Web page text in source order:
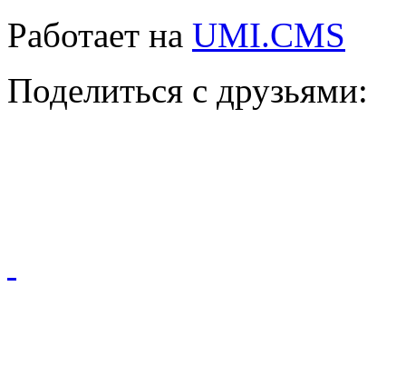
Работает на UMI.CMS
Поделиться с друзьями: